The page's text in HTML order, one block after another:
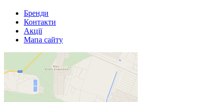
Бренди
Контакти
Акції
Мапа сайту